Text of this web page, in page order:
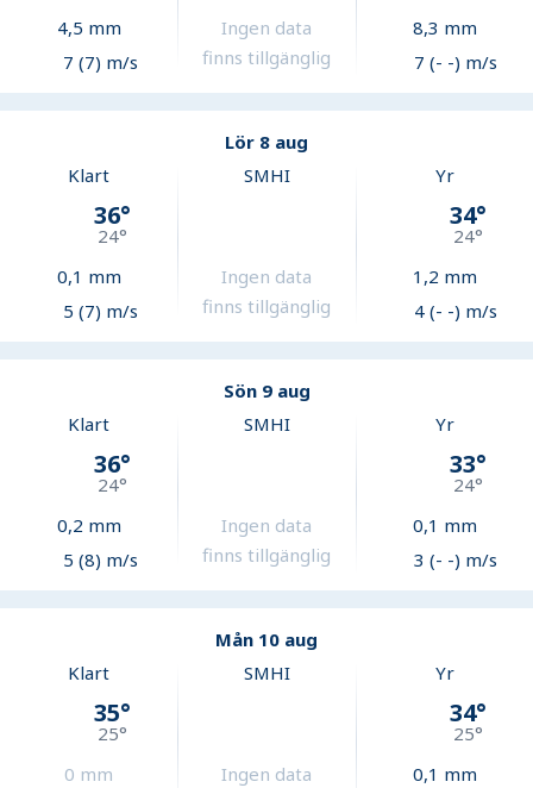
4,5 mm
7 (7) m/s
Ingen data
finns tillgänglig
8,3 mm
7 (- -) m/s
Lör 8 aug
Klart
36°
24°
0,1 mm
5 (7) m/s
SMHI
Ingen data
finns tillgänglig
Yr
34°
24°
1,2 mm
4 (- -) m/s
Sön 9 aug
Klart
36°
24°
0,2 mm
5 (8) m/s
SMHI
Ingen data
finns tillgänglig
Yr
33°
24°
0,1 mm
3 (- -) m/s
Mån 10 aug
Klart
35°
25°
0 mm
SMHI
Ingen data
Yr
34°
25°
0,1 mm